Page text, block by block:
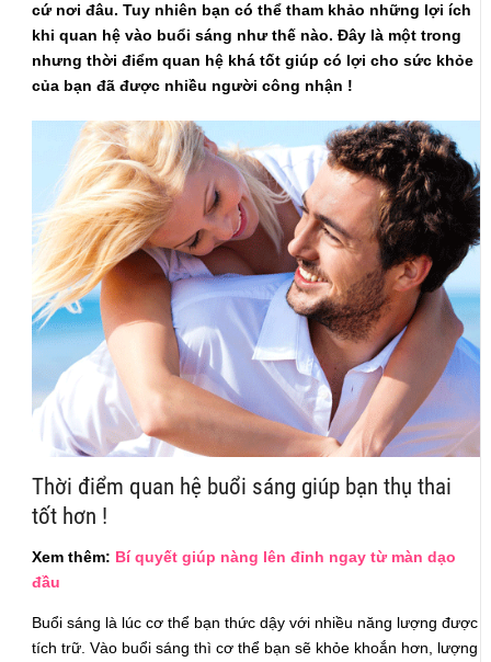
cứ nơi đâu. Tuy nhiên bạn có thể tham khảo những lợi ích
khi quan hệ vào buổi sáng như thế nào. Đây là một trong
nhưng thời điểm quan hệ khá tốt giúp có lợi cho sức khỏe
của bạn đã được nhiều người công nhận !
Thời điểm quan hệ buổi sáng giúp bạn thụ thai
tốt hơn !
Xem thêm: Bí quyết giúp nàng lên đỉnh ngay từ màn dạo
đầu
Buổi sáng là lúc cơ thể bạn thức dậy với nhiều năng lượng được
tích trữ. Vào buổi sáng thì cơ thể bạn sẽ khỏe khoắn hơn, lượng